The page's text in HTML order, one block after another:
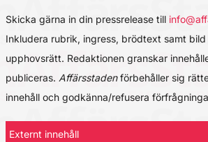
Skicka gärna in din pressrelease till
Inkludera rubrik, ingress, brödtext samt
upphovsrätt. Redaktionen granskar
publiceras. Affärsstadenförbehåller sig
innehåll och godkänna/refusera
Externt innehåll